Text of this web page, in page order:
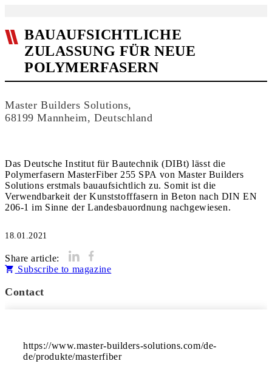
BAUAUFSICHTLICHE
ZULASSUNG FÜR NEUE
POLYMERFASERN
Master Builders Solutions,
68199 Mannheim, Deutschland
Das Deutsche Institut für Bautechnik (DIBt) lässt die
Polymerfasern MasterFiber 255 SPA von Master Builders
Solutions erstmals bauaufsichtlich zu. Somit ist die
Verwendbarkeit der Kunststofffasern in Beton nach DIN EN
18.01.2021
Share article:
Subscribe to magazine
Contact
https://www.master-builders-solutions.com/de-
de/produkte/masterfiber